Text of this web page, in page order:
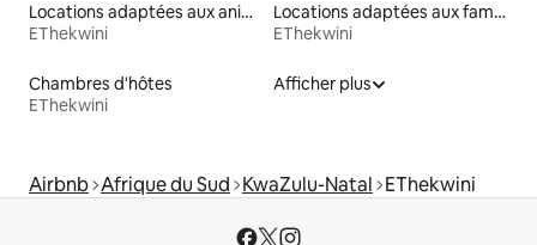
Locations adaptées aux animaux
EThekwini
Locations adaptées aux familles
EThekwini
Chambres d'hôtes
EThekwini
Afficher plus
Airbnb Afrique du Sud KwaZulu-Natal EThekwini